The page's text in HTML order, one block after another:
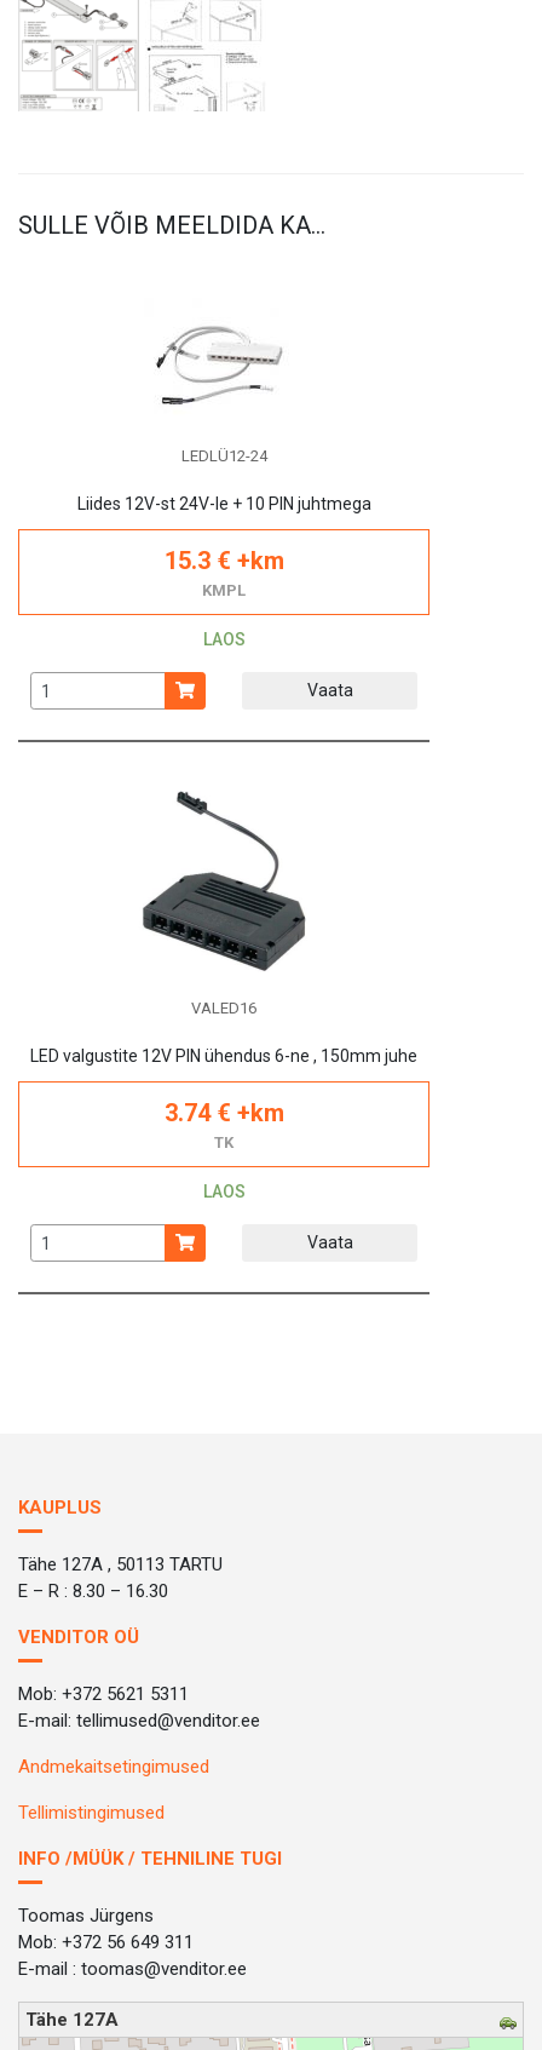
SULLE VÕIB MEELDIDA KA…
LEDLÜ12-24
Liides 12V-st 24V-le + 10 PIN juhtmega
15.3 € +km
KMPL
LAOS
Vaata
VALED16
LED valgustite 12V PIN ühendus 6-ne , 150mm juhe
3.74 € +km
TK
LAOS
Vaata
KAUPLUS
Tähe 127A , 50113 TARTU
E – R : 8.30 – 16.30
VENDITOR OÜ
Mob: +372 5621 5311
E-mail: tellimused@venditor.ee
Andmekaitsetingimused
Tellimistingimused
INFO /MÜÜK / TEHNILINE TUGI
Toomas Jürgens
Mob: +372 56 649 311
E-mail : toomas@venditor.ee
Tähe 127A